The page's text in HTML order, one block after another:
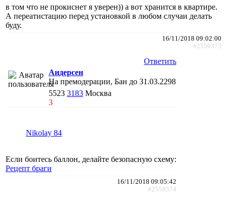
в том что не прокиснет я уверен)) а вот хранится в квартире.
А переатистацию перед установкой в любом случаи делать
буду.
16/11/2018 09:02:00
#2559373
Ответить
Андерсен
На премодерации, Бан до 31.03.2298
5523 3183 Москва
3
Nikolay 84
Если боитесь баллон, делайте безопасную схему:
Рецепт браги
16/11/2018 09:05:42
#2559374